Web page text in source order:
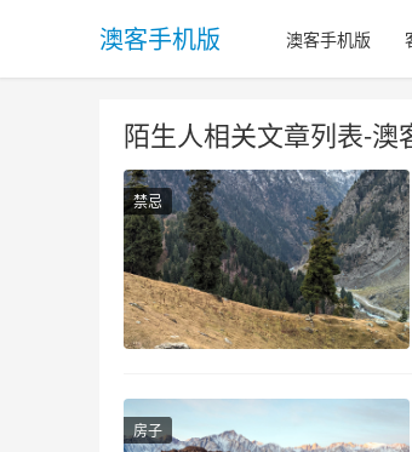
澳客手机版 澳客手机版
陌生人相关文章列表-澳
禁忌
房子